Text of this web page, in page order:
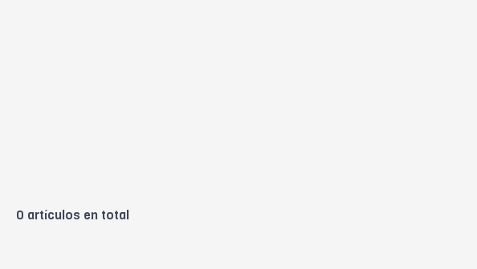
0 artículos en total